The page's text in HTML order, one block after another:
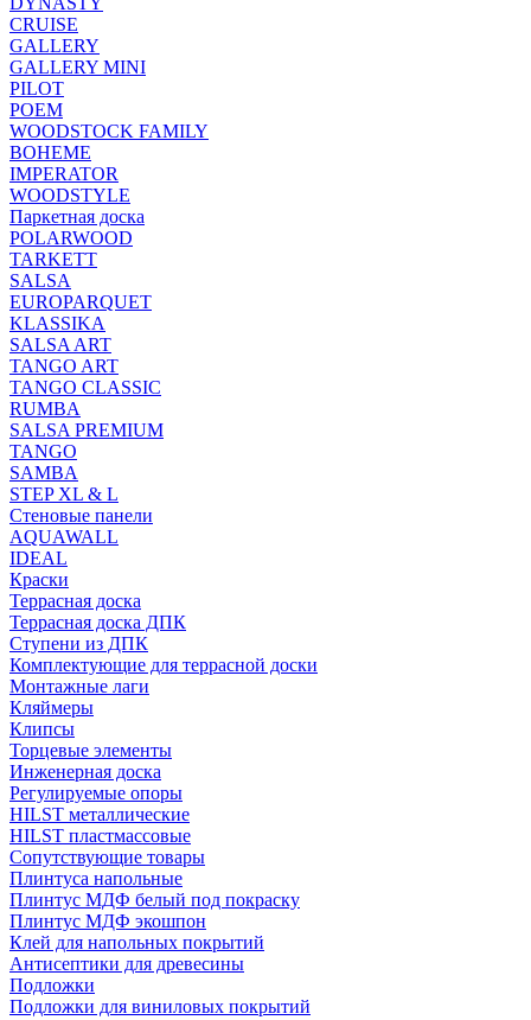
CRUISE
GALLERY
GALLERY MINI
PILOT
POEM
WOODSTOCK FAMILY
BOHEME
IMPERATOR
WOODSTYLE
Паркетная доска
POLARWOOD
TARKETT
SALSA
EUROPARQUET
KLASSIKA
SALSA ART
TANGO ART
TANGO CLASSIC
RUMBA
SALSA PREMIUM
TANGO
SAMBA
STEP XL & L
Стеновые панели
AQUAWALL
IDEAL
Краски
Террасная доска
Террасная доска ДПК
Ступени из ДПК
Комплектующие для террасной доски
Монтажные лаги
Кляймеры
Клипсы
Торцевые элементы
Инженерная доска
Регулируемые опоры
HILST металлические
HILST пластмассовые
Сопутствующие товары
Плинтуса напольные
Плинтус МДФ белый под покраску
Плинтус МДФ экошпон
Клей для напольных покрытий
Антисептики для древесины
Подложки
Подложки для виниловых покрытий